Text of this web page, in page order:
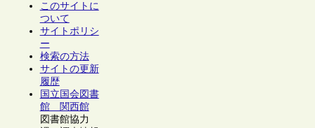
このサイトに
ついて
サイトポリシ
ー
検索の方法
サイトの更新
履歴
国立国会図書
館 関西館
図書館協力